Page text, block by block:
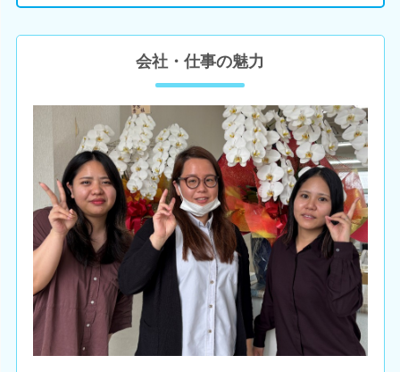
会社・仕事の魅力